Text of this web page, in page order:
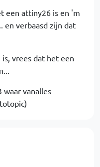
een attiny26 is en 'm
en verbaasd zijn dat
vrees dat het een
waar vanalles